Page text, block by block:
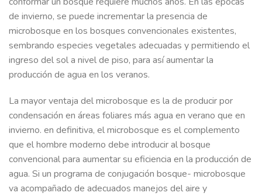
de invierno, se puede incrementar la presencia de
microbosque en los bosques convencionales existentes,
sembrando especies vegetales adecuadas y permitiendo el
ingreso del sol a nivel de piso, para así aumentar la
producción de agua en los veranos.
La mayor ventaja del microbosque es la de producir por
condensación en áreas foliares más agua en verano que en
invierno. en definitiva, el microbosque es el complemento
que el hombre moderno debe introducir al bosque
convencional para aumentar su eficiencia en la producción de
agua. Si un programa de conjugación bosque- microbosque
va acompañado de adecuados manejos del aire y